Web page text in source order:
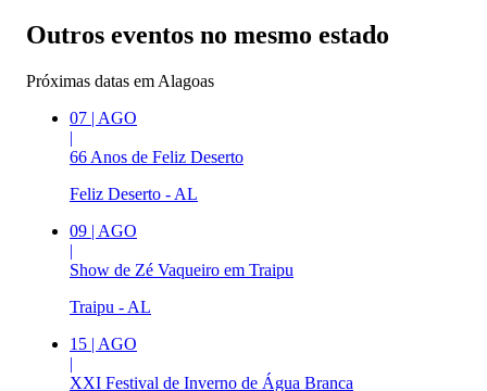
Outros eventos no mesmo estado
Próximas datas em Alagoas
07 | AGO
|
66 Anos de Feliz Deserto
Feliz Deserto - AL
09 | AGO
|
Show de Zé Vaqueiro em Traipu
Traipu - AL
15 | AGO
|
XXI Festival de Inverno de Água Branca